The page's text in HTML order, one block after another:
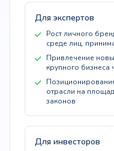
Для экспертов
Рост личного
среде лиц,
Привлечение
крупного бизнеса
отрасли на
законов
Для инвесторов